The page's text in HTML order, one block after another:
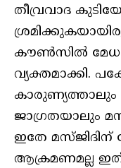
തീവ്രവാദ
കൗണ്‍സില്‍
വ്യക്തമാക്കി.
കാരുണ്യത്താലും
ജാഗ്രതയാലും
ഇതേ
ആക്രമണമല്ല